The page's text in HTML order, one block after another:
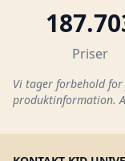
Priser
Vi tager forbehold
produktinformation.